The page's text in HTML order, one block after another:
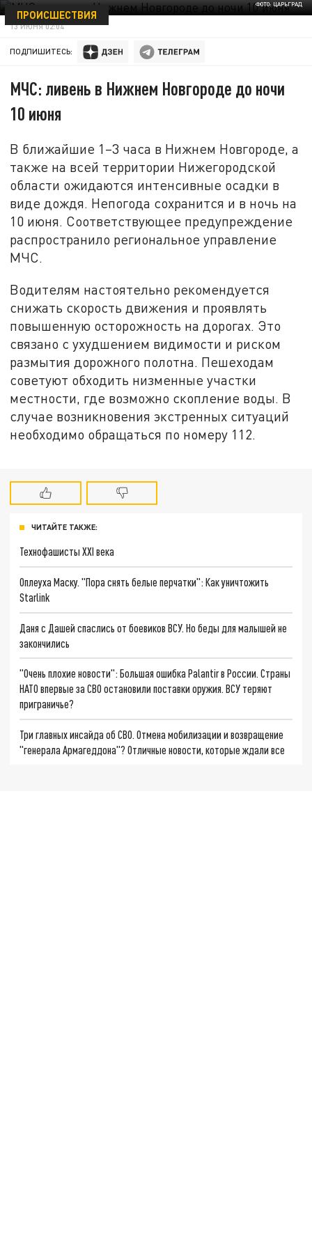
ФОТО: ЦАРЬГРАД
ПРОИСШЕСТВИЯ
13 ИЮНЯ 02:04
ПОДПИШИТЕСЬ:
МЧС: ливень в Нижнем Новгороде до ночи
10 июня
В ближайшие 1–3 часа в Нижнем Новгороде, а
также на всей территории Нижегородской
области ожидаются интенсивные осадки в
виде дождя. Непогода сохранится и в ночь на
10 июня. Соответствующее предупреждение
распространило региональное управление
МЧС.
Водителям настоятельно рекомендуется
снижать скорость движения и проявлять
повышенную осторожность на дорогах. Это
связано с ухудшением видимости и риском
размытия дорожного полотна. Пешеходам
советуют обходить низменные участки
местности, где возможно скопление воды. В
случае возникновения экстренных ситуаций
необходимо обращаться по номеру 112.
ЧИТАЙТЕ ТАКЖЕ:
Технофашисты XXI века
Оплеуха Маску. "Пора снять белые перчатки": Как уничтожить
Starlink
Даня с Дашей спаслись от боевиков ВСУ. Но беды для малышей не
закончились
"Очень плохие новости": Большая ошибка Palantir в России. Страны
НАТО впервые за СВО остановили поставки оружия. ВСУ теряют
приграничье?
Три главных инсайда об СВО. Отмена мобилизации и возвращение
"генерала Армагеддона"? Отличные новости, которые ждали все